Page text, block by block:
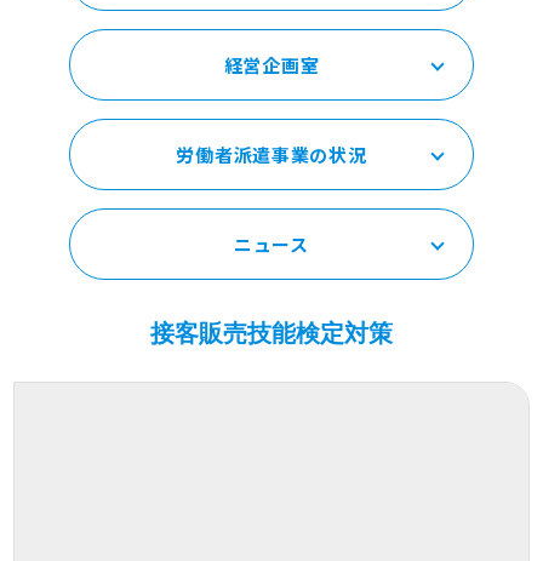
経営企画室
労働者派遣事業の状況
ニュース
接客販売技能検定対策